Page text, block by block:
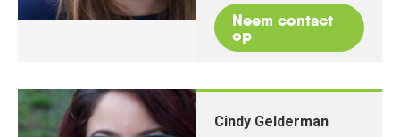
mailNeem contact
op
Cindy Gelderman